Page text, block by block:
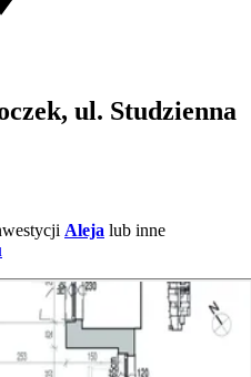
ul. Studzienna
Aleja lub inne